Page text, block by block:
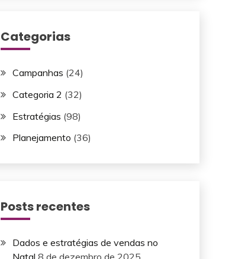
Categorias
Campanhas (24)
Categoria 2 (32)
Estratégias (98)
Planejamento (36)
Posts recentes
Dados e estratégias de vendas no